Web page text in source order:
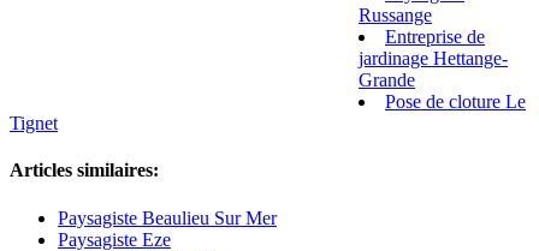
Russange
Entreprise de
jardinage Hettange-
Grande
Pose de cloture Le
Tignet
Articles similaires:
Paysagiste Beaulieu Sur Mer
Paysagiste Eze